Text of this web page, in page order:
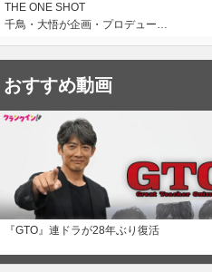
THE ONE SHOT
千鳥・大悟が企画・プロデュー…
おすすめ動画
『GTO』連ドラが28年ぶり復活